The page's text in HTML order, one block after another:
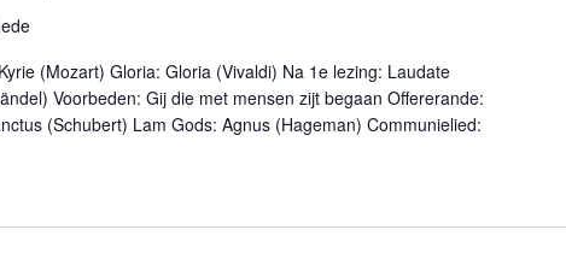
(Mozart) Gloria: Gloria (Vivaldi) Na 1e lezing: Laudate
Voorbeden: Gij die met mensen zijt begaan Offererande:
(Schubert) Lam Gods: Agnus (Hageman) Communielied: